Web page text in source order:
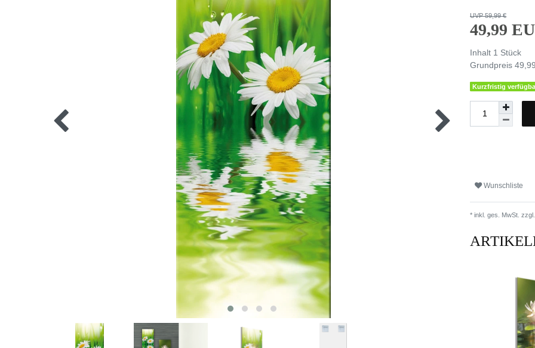
UVP 59,99 €
49,99
Inhalt 1 Stück
Grundpreis
Kurzfristig
Wunschliste
* inkl. ges. MwSt. zzgl.